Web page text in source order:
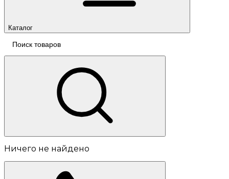
Каталог
Ничего не найдено